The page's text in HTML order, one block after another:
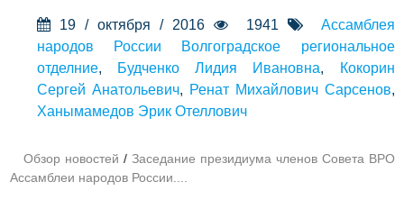
19 / октября / 2016 1941
Ассамблея
народов России Волгоградское региональное
отделние, Будченко Лидия Ивановна,
Кокорин
Сергей Анатольевич, Ренат Михайлович Сарсенов,
Ханымамедов Эрик Отеллович
Обзор новостей /Заседание президиума членов Совета ВРО
Ассамблеи народов России....